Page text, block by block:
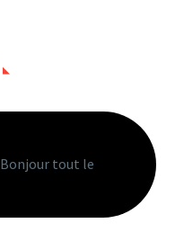
Bonjour tout le